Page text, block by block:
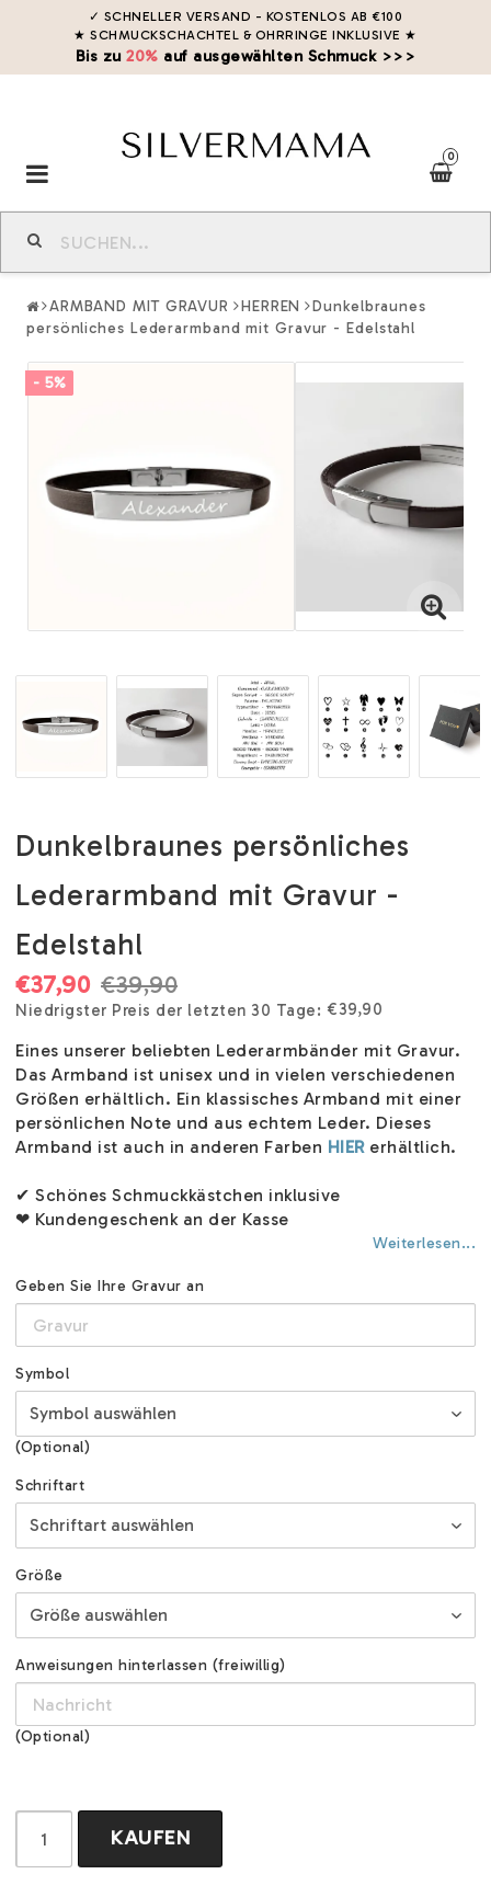
✓ SCHNELLER VERSAND - KOSTENLOS AB €100
★ SCHMUCKSCHACHTEL & OHRRINGE INKLUSIVE ★
Bis zu20% auf ausgewählten Schmuck >>>
0
Toggle
navigation
ARMBAND MIT GRAVUR HERREN
Dunkelbraunes
persönliches Lederarmband mit Gravur - Edelstahl
- 5%
Dunkelbraunes persönliches
Lederarmband mit Gravur -
Edelstahl
€39,90
€37,90
Niedrigster Preis der letzten 30 Tage €39,90
Eines unserer beliebten Lederarmbänder mit Gravur.
Das Armband ist unisex und in vielen verschiedenen
Größen erhältlich. Ein klassisches Armband mit einer
persönlichen Note und aus echtem Leder. Dieses
Armband ist auch in anderen Farben HIERerhältlich.
✔ Schönes Schmuckkästchen inklusive
❤ Kundengeschenk an der Kasse
Weiterlesen...
Geben Sie Ihre Gravur an
Symbol
(Optional)
Schriftart
Größe
Anweisungen hinterlassen (freiwillig)
(Optional)
KAUFEN